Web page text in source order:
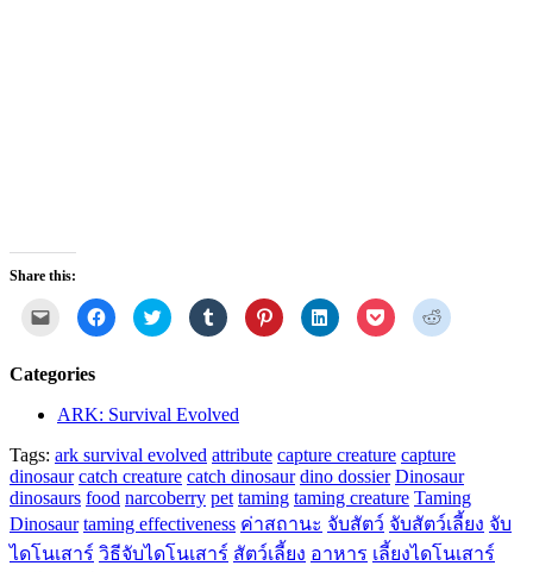
Share this:
Click
email
link
to
friend
(Opens
new
window)
Click
to
share
new
window)
Click
to
share
new
window)
Click
to
share
new
window)
Click
to
share
Click
to
share
Click
to
share
Click
to
Categories
ARK: Survival Evolved
Tags: ark survival evolved attribute capture creature capture
dinosaur catch creature catch dinosaur dino dossier Dinosaur
dinosaurs food narcoberry pet taming taming creature Taming
Dinosaur taming effectiveness ค่าสถานะ จับสัตว์ จับสัตว์เลี้ยง จับ
ไดโนเสาร์ วิธีจับไดโนเสาร์ สัตว์เลี้ยง อาหาร เลี้ยงไดโนเสาร์